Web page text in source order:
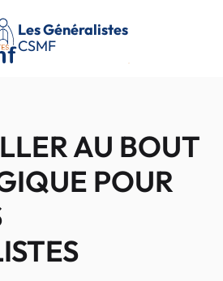
Les Généralistes
CSMF
AU BOUT
POUR